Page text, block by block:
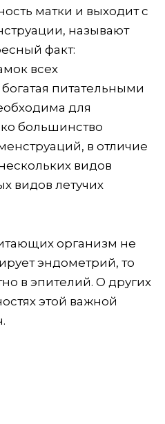
матки и выходит с
называют
факт:
всех
питательными
для
большинство
в отличие
видов
видов летучих
организм не
эндометрий, то
в эпителий. О других
этой важной